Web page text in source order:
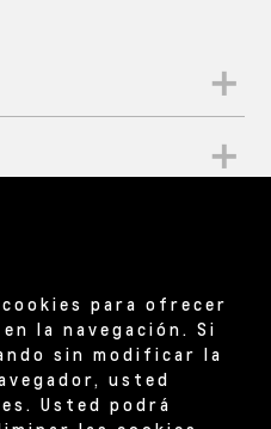
para ofrecer
la navegación. Si
sin modificar la
usted
Usted podrá